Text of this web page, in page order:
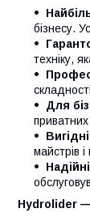
бізнесу.
техніку,
Для
приватних
майстрів і
Hydrolider —